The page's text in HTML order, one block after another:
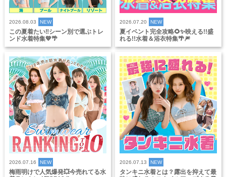
2026.08.03 NEW
この夏着たい‼️シーン別で選ぶトレ
ンド水着特集💙🌴
2026.07.20 NEW
夏イベント完全攻略🌻✨映える!!盛
れる!!水着＆浴衣特集🌴🎆
2026.07.16 NEW
梅雨明けで人気爆発💥今売れてる水
2026.07.13 NEW
タンキニ水着とは？露出を抑えて最